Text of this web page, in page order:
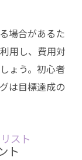
場合があるた
用し、費用対
ょう。初心者
は目標達成の
スト
ト